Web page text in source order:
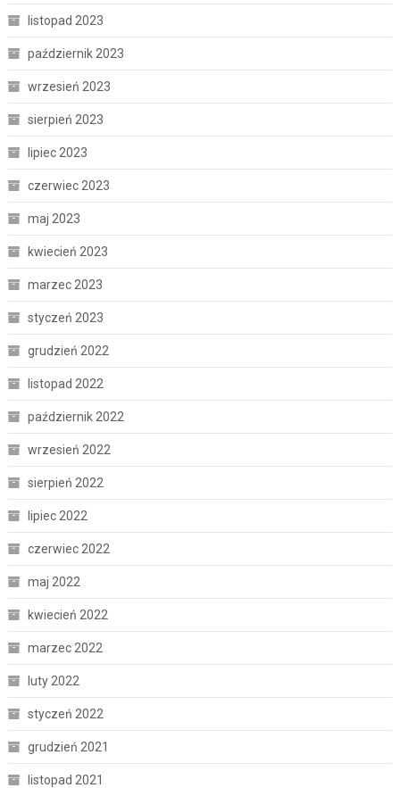
listopad 2023
październik 2023
wrzesień 2023
sierpień 2023
lipiec 2023
czerwiec 2023
maj 2023
kwiecień 2023
marzec 2023
styczeń 2023
grudzień 2022
listopad 2022
październik 2022
wrzesień 2022
sierpień 2022
lipiec 2022
czerwiec 2022
maj 2022
kwiecień 2022
marzec 2022
luty 2022
styczeń 2022
grudzień 2021
listopad 2021